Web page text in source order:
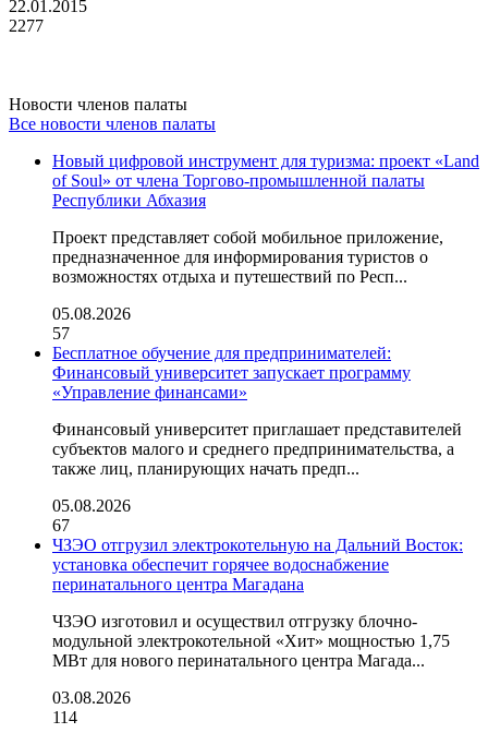
22.01.2015
2277
Новости членов палаты
Все новости членов палаты
Новый цифровой инструмент для туризма: проект «Land
of Soul» от члена Торгово-промышленной палаты
Республики Абхазия
Проект представляет собой мобильное приложение,
предназначенное для информирования туристов о
возможностях отдыха и путешествий по Респ...
05.08.2026
57
Бесплатное обучение для предпринимателей:
Финансовый университет запускает программу
«Управление финансами»
Финансовый университет приглашает представителей
субъектов малого и среднего предпринимательства, а
также лиц, планирующих начать предп...
05.08.2026
67
ЧЗЭО отгрузил электрокотельную на Дальний Восток:
установка обеспечит горячее водоснабжение
перинатального центра Магадана
ЧЗЭО изготовил и осуществил отгрузку блочно-
модульной электрокотельной «Хит» мощностью 1,75
МВт для нового перинатального центра Магада...
03.08.2026
114